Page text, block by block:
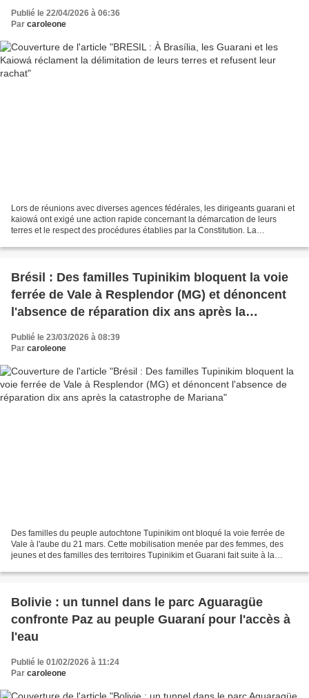
Publié le 22/04/2026 à 06:36
Par caroleone
Lors de réunions avec diverses agences fédérales, les dirigeants guarani et
kaiowá ont exigé une action rapide concernant la démarcation de leurs
terres et le respect des procédures établies par la Constitution. La
Brésil : Des familles Tupinikim bloquent la voie
ferrée de Vale à Resplendor (MG) et dénoncent
l'absence de réparation dix ans après la
catastrophe de Mariana
Publié le 23/03/2026 à 08:39
Par caroleone
Des familles du peuple autochtone Tupinikim ont bloqué la voie ferrée de
Vale à l'aube du 21 mars. Cette mobilisation menée par des femmes, des
jeunes et des familles des territoires Tupinikim et Guarani fait suite à la
Bolivie : un tunnel dans le parc Aguaragüe
confronte Paz au peuple Guaraní pour l'accès à
l'eau
Publié le 01/02/2026 à 11:24
Par caroleone